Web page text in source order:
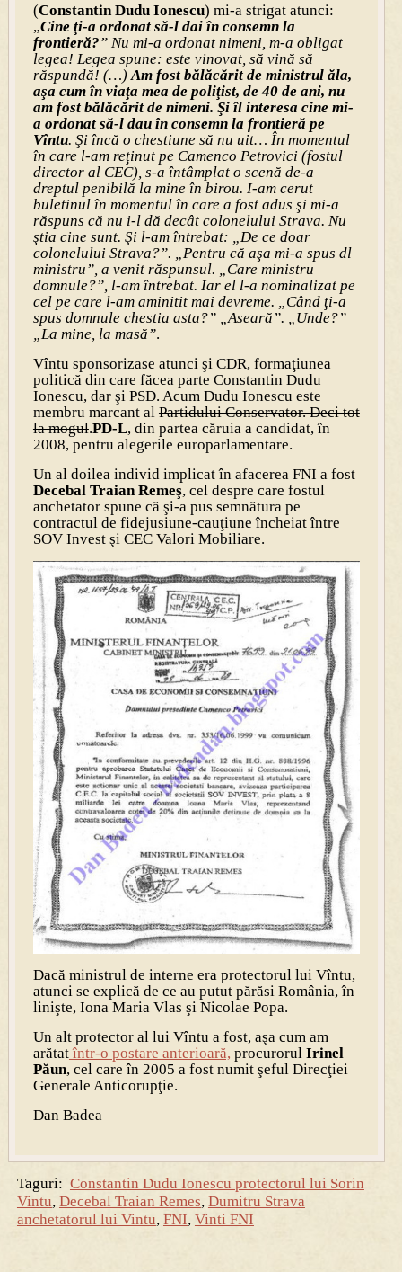
(Constantin Dudu Ionescu) mi-a strigat atunci:
„Cine ţi-a ordonat să-l dai în consemn la
frontieră?” Nu mi-a ordonat nimeni, m-a obligat
legea! Legea spune: este vinovat, să vină să
răspundă! (…)Am fost bălăcărit de ministrul ăla,
aşa cum în viaţa mea de poliţist, de 40 de ani, nu
am fost bălăcărit de nimeni. Şi îl interesa cine mi-
a ordonat să-l dau în consemn la frontieră pe
Vîntu. Şi încă o chestiune să nu uit… În momentul
în care l-am reţinut pe Camenco Petrovici (fostul
director al CEC), s-a întâmplat o scenă de-a
dreptul penibilă la mine în birou. I-am cerut
buletinul în momentul în care a fost adus şi mi-a
răspuns că nu i-l dă decât colonelului Strava. Nu
ştia cine sunt. Şi l-am întrebat: „De ce doar
colonelului Strava?”. „Pentru că aşa mi-a spus dl
ministru”, a venit răspunsul. „Care ministru
domnule?”, l-am întrebat. Iar el l-a nominalizat pe
cel pe care l-am aminitit mai devreme. „Când ţi-a
spus domnule chestia asta?” „Aseară”. „Unde?”
„La mine, la masă”.
Vîntu sponsorizase atunci şi CDR, formaţiunea
politică din care făcea parte Constantin Dudu
Ionescu, dar şi PSD. Acum Dudu Ionescu este
membru marcant al Partidului Conservator. Deci tot
la mogul.PD-L, din partea căruia a candidat, în
2008, pentru alegerile europarlamentare.
Un al doilea individ implicat în afacerea FNI a fost
Decebal Traian Remeş, cel despre care fostul
anchetator spune că şi-a pus semnătura pe
contractul de fidejusiune-cauţiune încheiat între
SOV Invest şi CEC Valori Mobiliare.
Dacă ministrul de interne era protectorul lui Vîntu,
atunci se explică de ce au putut părăsi România, în
linişte, Iona Maria Vlas şi Nicolae Popa.
Un alt protector al lui Vîntu a fost, aşa cum am
arătatîntr-o postare anterioară, procurorul Irinel
Păun, cel care în 2005 a fost numit şeful Direcţiei
Generale Anticorupţie.
Dan Badea
Taguri: Constantin Dudu Ionescu protectorul lui Sorin
Vintu, Decebal Traian Remes, Dumitru Strava
anchetatorul lui Vintu, FNI, Vinti FNI